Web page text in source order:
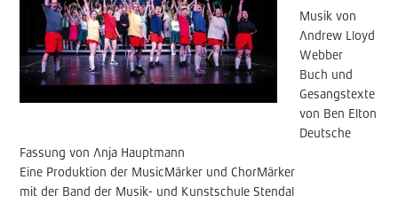
Musik von
Andrew Lloyd
Webber
Buch und
Gesangstexte
von Ben Elton
Deutsche
Fassung von Anja Hauptmann
Eine Produktion der MusicMärker und ChorMärker
mit der Band der Musik- und Kunstschule Stendal